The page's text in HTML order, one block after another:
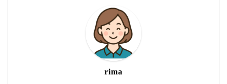
rima